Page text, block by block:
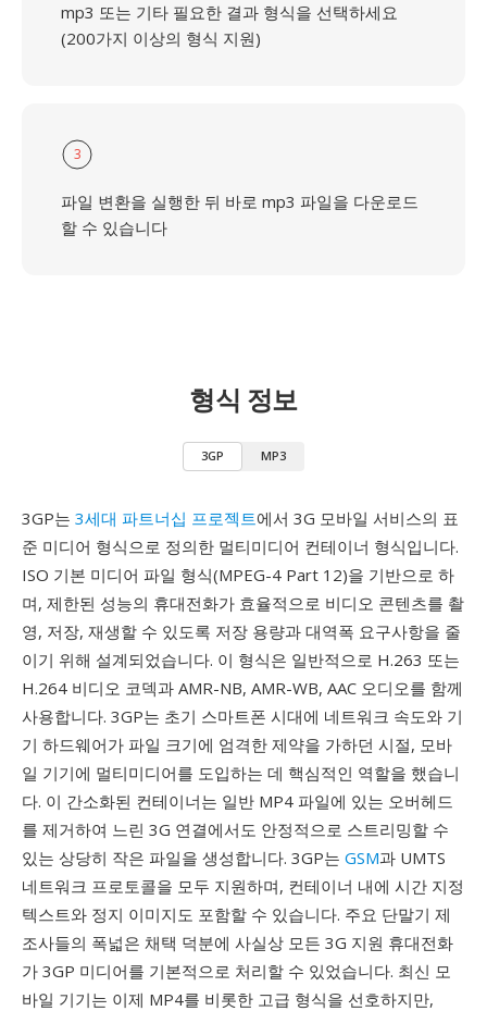
mp3 또는 기타 필요한 결과 형식을 선택하세요
(200가지 이상의 형식 지원)
3
파일 변환을 실행한 뒤 바로 mp3 파일을 다운로드
할 수 있습니다
형식 정보
3GP MP3
3GP는 3세대 파트너십 프로젝트에서 3G 모바일 서비스의 표
준 미디어 형식으로 정의한 멀티미디어 컨테이너 형식입니다.
ISO 기본 미디어 파일 형식(MPEG-4 Part 12)을 기반으로 하
며, 제한된 성능의 휴대전화가 효율적으로 비디오 콘텐츠를 촬
영, 저장, 재생할 수 있도록 저장 용량과 대역폭 요구사항을 줄
이기 위해 설계되었습니다. 이 형식은 일반적으로 H.263 또는
H.264 비디오 코덱과 AMR-NB, AMR-WB, AAC 오디오를 함께
사용합니다. 3GP는 초기 스마트폰 시대에 네트워크 속도와 기
기 하드웨어가 파일 크기에 엄격한 제약을 가하던 시절, 모바
일 기기에 멀티미디어를 도입하는 데 핵심적인 역할을 했습니
다. 이 간소화된 컨테이너는 일반 MP4 파일에 있는 오버헤드
를 제거하여 느린 3G 연결에서도 안정적으로 스트리밍할 수
있는 상당히 작은 파일을 생성합니다. 3GP는 GSM과 UMTS
네트워크 프로토콜을 모두 지원하며, 컨테이너 내에 시간 지정
텍스트와 정지 이미지도 포함할 수 있습니다. 주요 단말기 제
조사들의 폭넓은 채택 덕분에 사실상 모든 3G 지원 휴대전화
가 3GP 미디어를 기본적으로 처리할 수 있었습니다. 최신 모
바일 기기는 이제 MP4를 비롯한 고급 형식을 선호하지만,